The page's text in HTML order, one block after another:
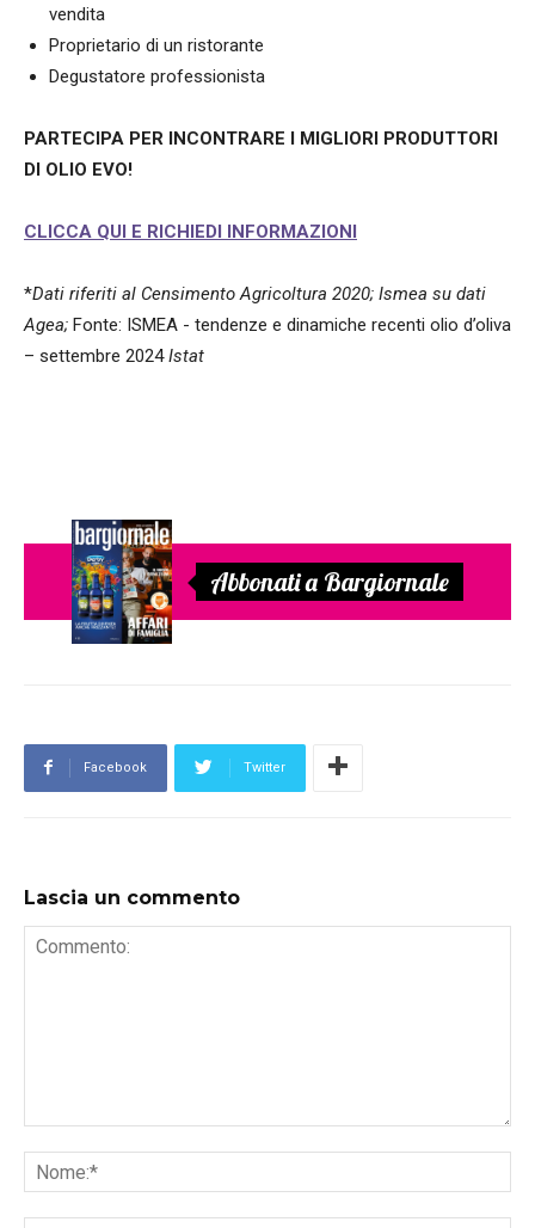
vendita
Proprietario di un ristorante
Degustatore professionista
PARTECIPA PER INCONTRARE I MIGLIORI PRODUTTORI
DI OLIO EVO!
CLICCA QUI E RICHIEDI INFORMAZIONI
*Dati riferiti al Censimento Agricoltura 2020; Ismea su dati
Agea; Fonte: ISMEA - tendenze e dinamiche recenti olio d’oliva
– settembre 2024Istat
Abbonati a Bargiornale
Facebook Twitter
Lascia un commento